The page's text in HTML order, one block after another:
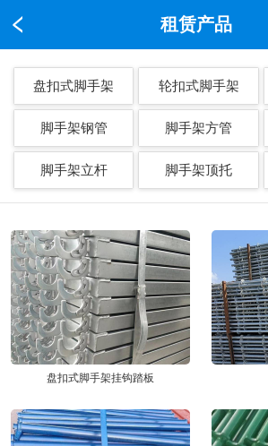
租赁产品
盘扣式脚手架 轮扣式脚手架
脚手架钢管 脚手架方管
脚手架立杆 脚手架顶托
盘扣式脚手架挂钩踏板